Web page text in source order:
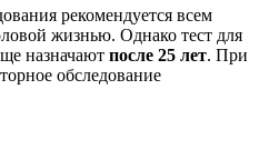
рекомендуется всем
жизнью. Однако тест для
назначают после 25 лет. При
обследование